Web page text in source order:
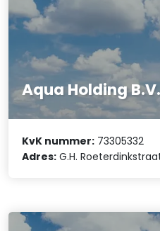
Aqua Holding B.V.
KvK nummer: 73305332
Adres: G.H.